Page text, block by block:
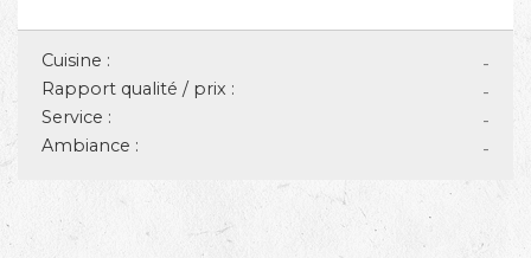
-
Cuisine :
-
Rapport qualité / prix :
-
Service :
-
Ambiance :